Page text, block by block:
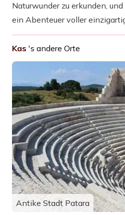
Naturwunder zu erkunden,
ein Abenteuer voller
Kas 's andere Orte
Antike Stadt Patara